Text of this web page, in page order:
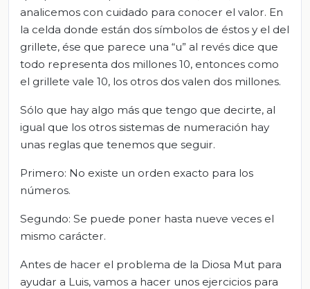
analicemos con cuidado para conocer el valor. En
la celda donde están dos símbolos de éstos y el del
grillete, ése que parece una “u” al revés dice que
todo representa dos millones 10, entonces como
el grillete vale 10, los otros dos valen dos millones.
Sólo que hay algo más que tengo que decirte, al
igual que los otros sistemas de numeración hay
unas reglas que tenemos que seguir.
Primero: No existe un orden exacto para los
números.
Segundo: Se puede poner hasta nueve veces el
mismo carácter.
Antes de hacer el problema de la Diosa Mut para
ayudar a Luis, vamos a hacer unos ejercicios para